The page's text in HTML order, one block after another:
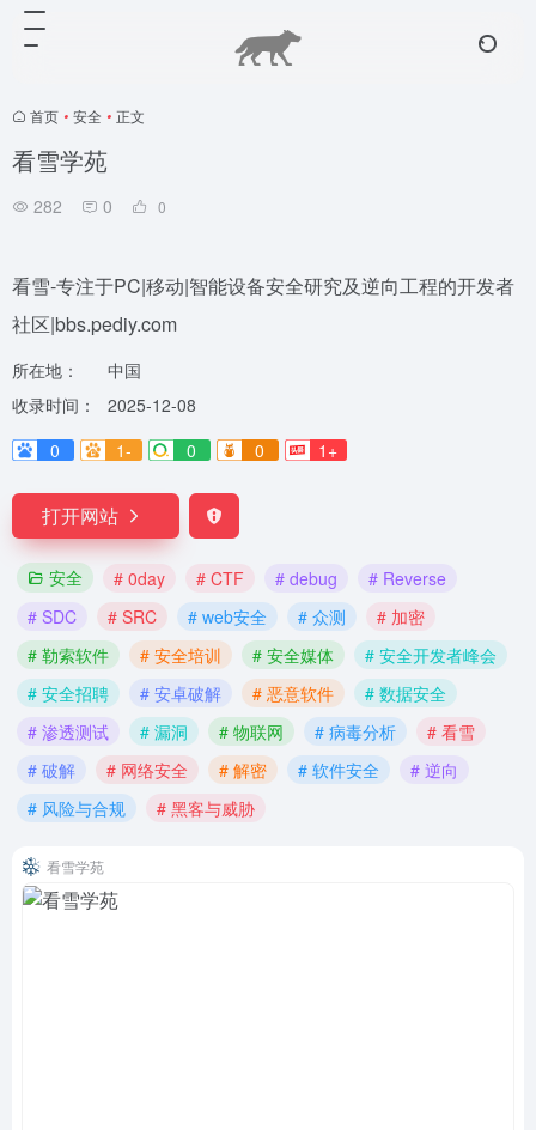
首页 • 安全 • 正文
看雪学苑
282 0 0
看雪-专注于PC|移动|智能设备安全研究及逆向工程的开发者
社区|bbs.pediy.com
所在地：
中国
收录时间：
2025-12-08
0
1- 0 0 1+
打开网站
安全 # 0day # CTF # debug
# Reverse
# SDC
# SRC # web安全 # 众测
# 加密
# 勒索软件
# 安全培训 # 安全媒体
# 安全开发者峰会
# 安全招聘
# 安卓破解 # 恶意软件
# 数据安全
# 渗透测试
# 漏洞 # 物联网 # 病毒分析
# 看雪
# 破解
# 网络安全 # 解密 # 软件安全
# 逆向
# 风险与合规
# 黑客与威胁
看雪学苑